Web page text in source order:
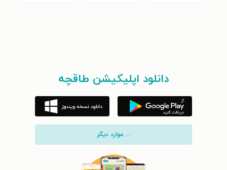
دانلود اپلیکیشن طاقچه
... موارد دیگر